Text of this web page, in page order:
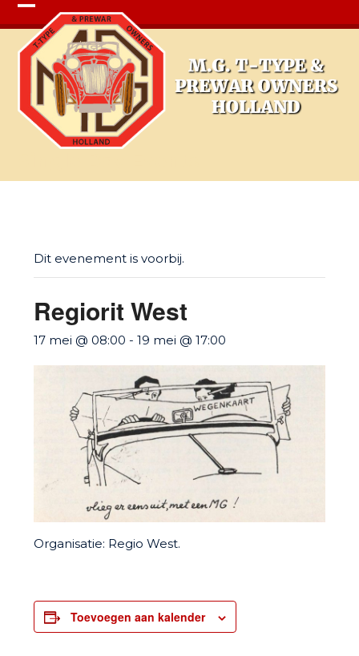
Open
mobile
menu
Close
mobile
menu
Dit evenement is voorbij.
Regiorit West
17 mei @ 08:00 -19 mei @ 17:00
Organisatie: Regio West.
Toevoegen aan kalender